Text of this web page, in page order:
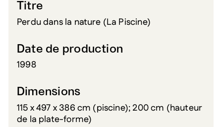
Titre
Perdu dans la nature (La Piscine)
Date de production
1998
Dimensions
115 x 497 x 386 cm (piscine); 200 cm (hauteur
de la plate-forme)